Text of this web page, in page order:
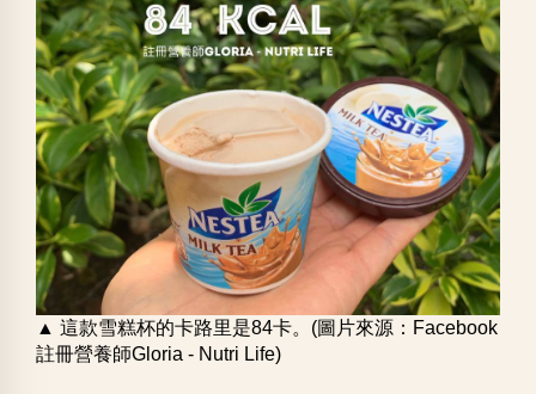
▲ 這款雪糕杯的卡路里是84卡。(圖片來源：Facebook
註冊營養師Gloria - Nutri Life)